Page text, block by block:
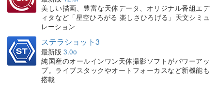
美しい描画、豊富な天体データ、オリジナル番組エデ
ィタなど「星空ひろがる 楽しさひろげる」天文シミュ
レーション
ステラショット3
最新版 3.0o
純国産のオールインワン天体撮影ソフトがパワーアッ
プ。ライブスタックやオートフォーカスなど新機能も
搭載